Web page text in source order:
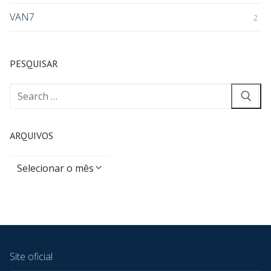
VAN7 2
PESQUISAR
ARQUIVOS
Site oficial